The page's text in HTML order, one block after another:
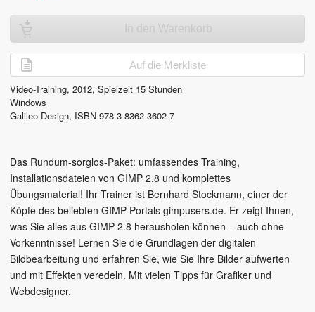
In den Warenkorb
Auf die Merkliste
Video-Training, 2012, Spielzeit 15 Stunden
Windows
Galileo Design, ISBN 978-3-8362-3602-7
Das Rundum-sorglos-Paket: umfassendes Training,
Installationsdateien von GIMP 2.8 und komplettes
Übungsmaterial! Ihr Trainer ist Bernhard Stockmann, einer der
Köpfe des beliebten GIMP-Portals gimpusers.de. Er zeigt Ihnen,
was Sie alles aus GIMP 2.8 herausholen können – auch ohne
Vorkenntnisse! Lernen Sie die Grundlagen der digitalen
Bildbearbeitung und erfahren Sie, wie Sie Ihre Bilder aufwerten
und mit Effekten veredeln. Mit vielen Tipps für Grafiker und
Webdesigner.